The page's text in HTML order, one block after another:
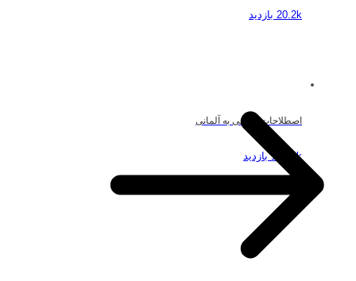
20.2k بازدید
اصطلاحات ریاضی به آلمانی
19.49k بازدید